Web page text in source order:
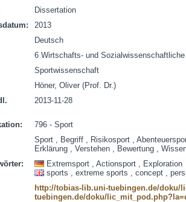
Dissertation
2013
Deutsch
6 Wirtschafts- und
Sportwissenschaft
Höner, Oliver (Prof. Dr.)
2013-11-28
796 - Sport
Sport , Begriff , Risikosport ,
Erklärung , Verstehen , Bewertung ,
Extremsport , Actionsport , Exploration
sports , extreme sports , concept ,
http://tobias-lib.uni-tuebingen.de/doku/
tuebingen.de/doku/